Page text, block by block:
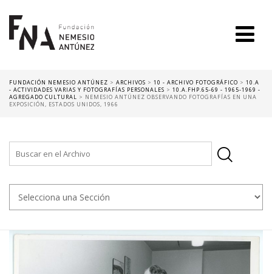
FUNDACIÓN NEMESIO ANTÚNEZ > ARCHIVOS > 10 - ARCHIVO FOTOGRÁFICO > 10.A
- ACTIVIDADES VARIAS Y FOTOGRAFÍAS PERSONALES > 10.A.FHP.65-69 - 1965-1969 -
AGREGADO CULTURAL > NEMESIO ANTÚNEZ OBSERVANDO FOTOGRAFÍAS EN UNA
EXPOSICIÓN, ESTADOS UNIDOS, 1966